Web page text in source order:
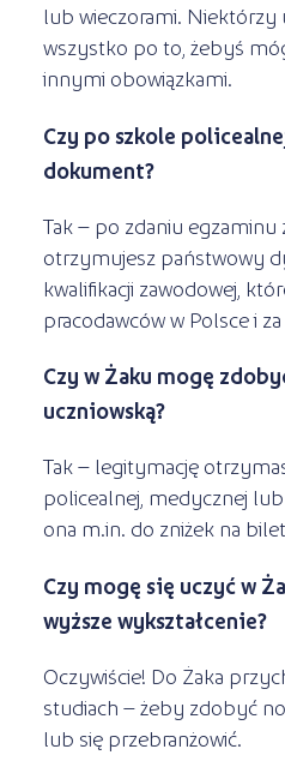
lub wieczorami. Niektórzy
wszystko po to, żebyś
innymi obowiązkami.
Czy po szkole
dokument?
Tak – po zdaniu egzaminu
otrzymujesz państwowy
kwalifikacji zawodowej,
pracodawców w Polsce i za
Czy w Żaku mogę
uczniowską?
Tak – legitymację
policealnej, medycznej
ona m.in. do zniżek na
Czy mogę się uczyć w
wyższe wykształcenie?
Oczywiście! Do Żaka
studiach – żeby zdobyć
lub się przebranżowić.